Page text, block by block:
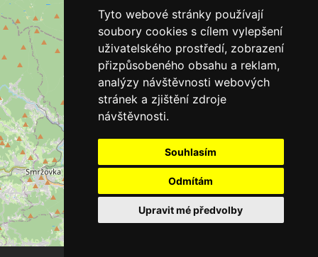
Tyto webové stránky používají
soubory cookies s cílem vylepšení
uživatelského prostředí, zobrazení
přizpůsobeného obsahu a reklam,
analýzy návštěvnosti webových
stránek a zjištění zdroje
návštěvnosti.
Souhlasím
Odmítám
Upravit mé předvolby